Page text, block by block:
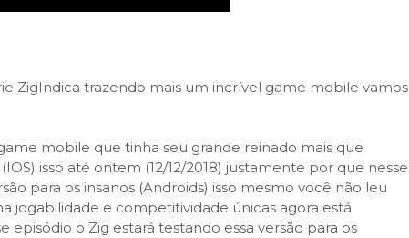
ZigIndica trazendo mais um incrível game mobile vamos
mobile que tinha seu grande reinado mais que
isso até ontem (12/12/2018) justamente por que nesse
para os insanos (Androids) isso mesmo você não leu
jogabilidade e competitividade únicas agora está
episódio o Zig estará testando essa versão para os